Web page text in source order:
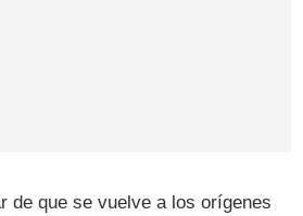
de que se vuelve a los orígenes